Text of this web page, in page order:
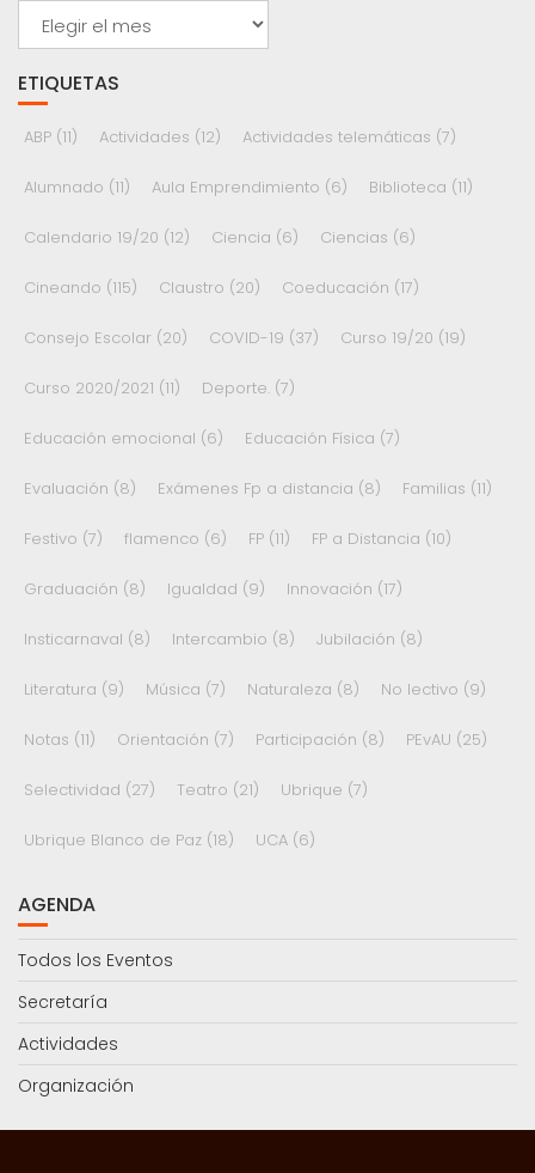
Archivos
ETIQUETAS
ABP (11) Actividades (12) Actividades telemáticas (7)
Alumnado (11) Aula Emprendimiento (6) Biblioteca (11)
Calendario 19/20 (12) Ciencia (6) Ciencias (6)
Cineando (115) Claustro (20) Coeducación (17)
Consejo Escolar (20) COVID-19 (37) Curso 19/20 (19)
Curso 2020/2021 (11) Deporte. (7)
Educación emocional (6) Educación Física (7)
Evaluación (8) Exámenes Fp a distancia (8) Familias (11)
Festivo (7) flamenco (6) FP (11) FP a Distancia (10)
Graduación (8) Igualdad (9) Innovación (17)
Insticarnaval (8) Intercambio (8) Jubilación (8)
Literatura (9) Música (7) Naturaleza (8) No lectivo (9)
Notas (11) Orientación (7) Participación (8) PEvAU (25)
Selectividad (27) Teatro (21) Ubrique (7)
Ubrique Blanco de Paz (18) UCA (6)
AGENDA
Todos los Eventos
Secretaría
Actividades
Organización